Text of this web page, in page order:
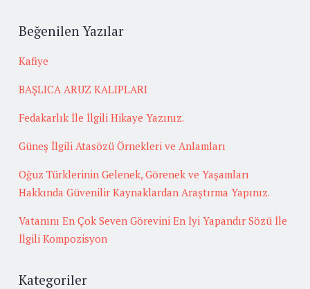
Beğenilen Yazılar
Kafiye
BAŞLICA ARUZ KALIPLARI
Fedakarlık İle İlgili Hikaye Yazınız.
Güneş İlgili Atasözü Örnekleri ve Anlamları
Oğuz Türklerinin Gelenek, Görenek ve Yaşamları
Hakkında Güvenilir Kaynaklardan Araştırma Yapınız.
Vatanını En Çok Seven Görevini En İyi Yapandır Sözü İle
İlgili Kompozisyon
Kategoriler